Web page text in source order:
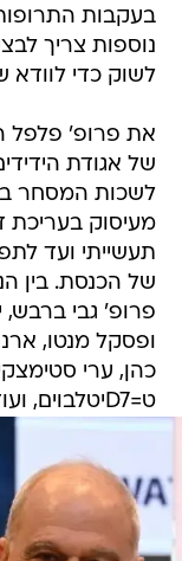
בעקבות
נוספות צריך
לשוק כדי לוודא
את פרופ' פלפל
של אגודת
לשכות המסחר
מעיסוק בעריכת
תעשייתי ועד
של הכנסת. בין
פרופ' גבי ברבש,
ופסקל מנטו,
כהן, ערי
ט=D7יטלבוים, ועוד רבים.